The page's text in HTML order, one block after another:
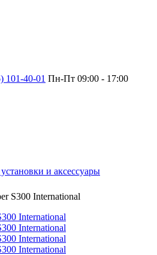
101-40-01 Пн-Пт 09:00 - 17:00
и аксессуары
S300 International